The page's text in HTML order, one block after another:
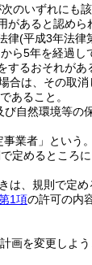
のいずれにも該
あると認めら
律(平成3年法律
ら5年を経過し
るおそれがあ
合は、その取消
あること。
自然環境等の
事業者」という
定めるところ
は、規則で定
1項の許可の内
画を変更しよ